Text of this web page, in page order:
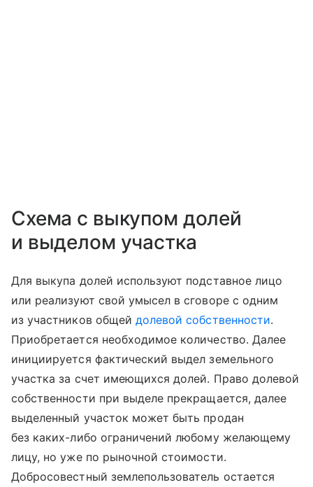
Схема с выкупом долей
и выделом участка
Для выкупа долей используют подставное лицо
или реализуют свой умысел в сговоре с одним
из участников общей долевой собственности.
Приобретается необходимое количество. Далее
инициируется фактический выдел земельного
участка за счет имеющихся долей. Право долевой
собственности при выделе прекращается, далее
выделенный участок может быть продан
без каких-либо ограничений любому желающему
лицу, но уже по рыночной стоимости.
Добросовестный землепользователь остается